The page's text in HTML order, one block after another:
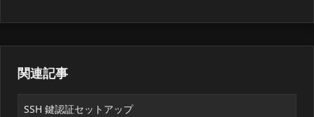
関連記事
SSH 鍵認証セットアップ